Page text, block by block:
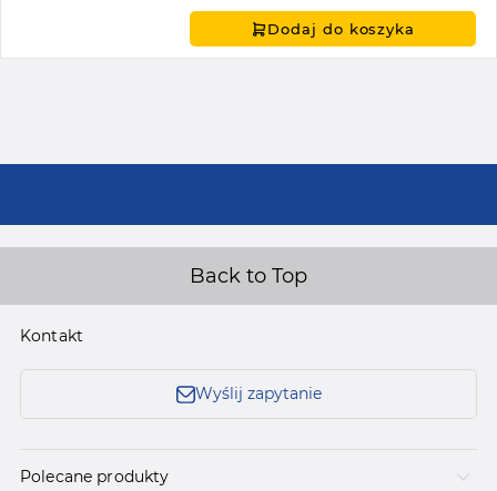
Dodaj do koszyka
Back to Top
Kontakt
Wyślij zapytanie
Polecane produkty